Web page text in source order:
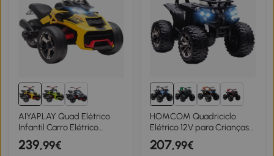
AIYAPLAY Quad Elétrico
Infantil Carro Elétrico
Crianças 12V 3 Rodas 2
Motores Leitor Mp3 Buzina
239,99€
1+
HOMCOM Quadriciclo
Elétrico 12V para Crianças
com Farol Música Pneus de
Suspensão Botões Avance
207,99€